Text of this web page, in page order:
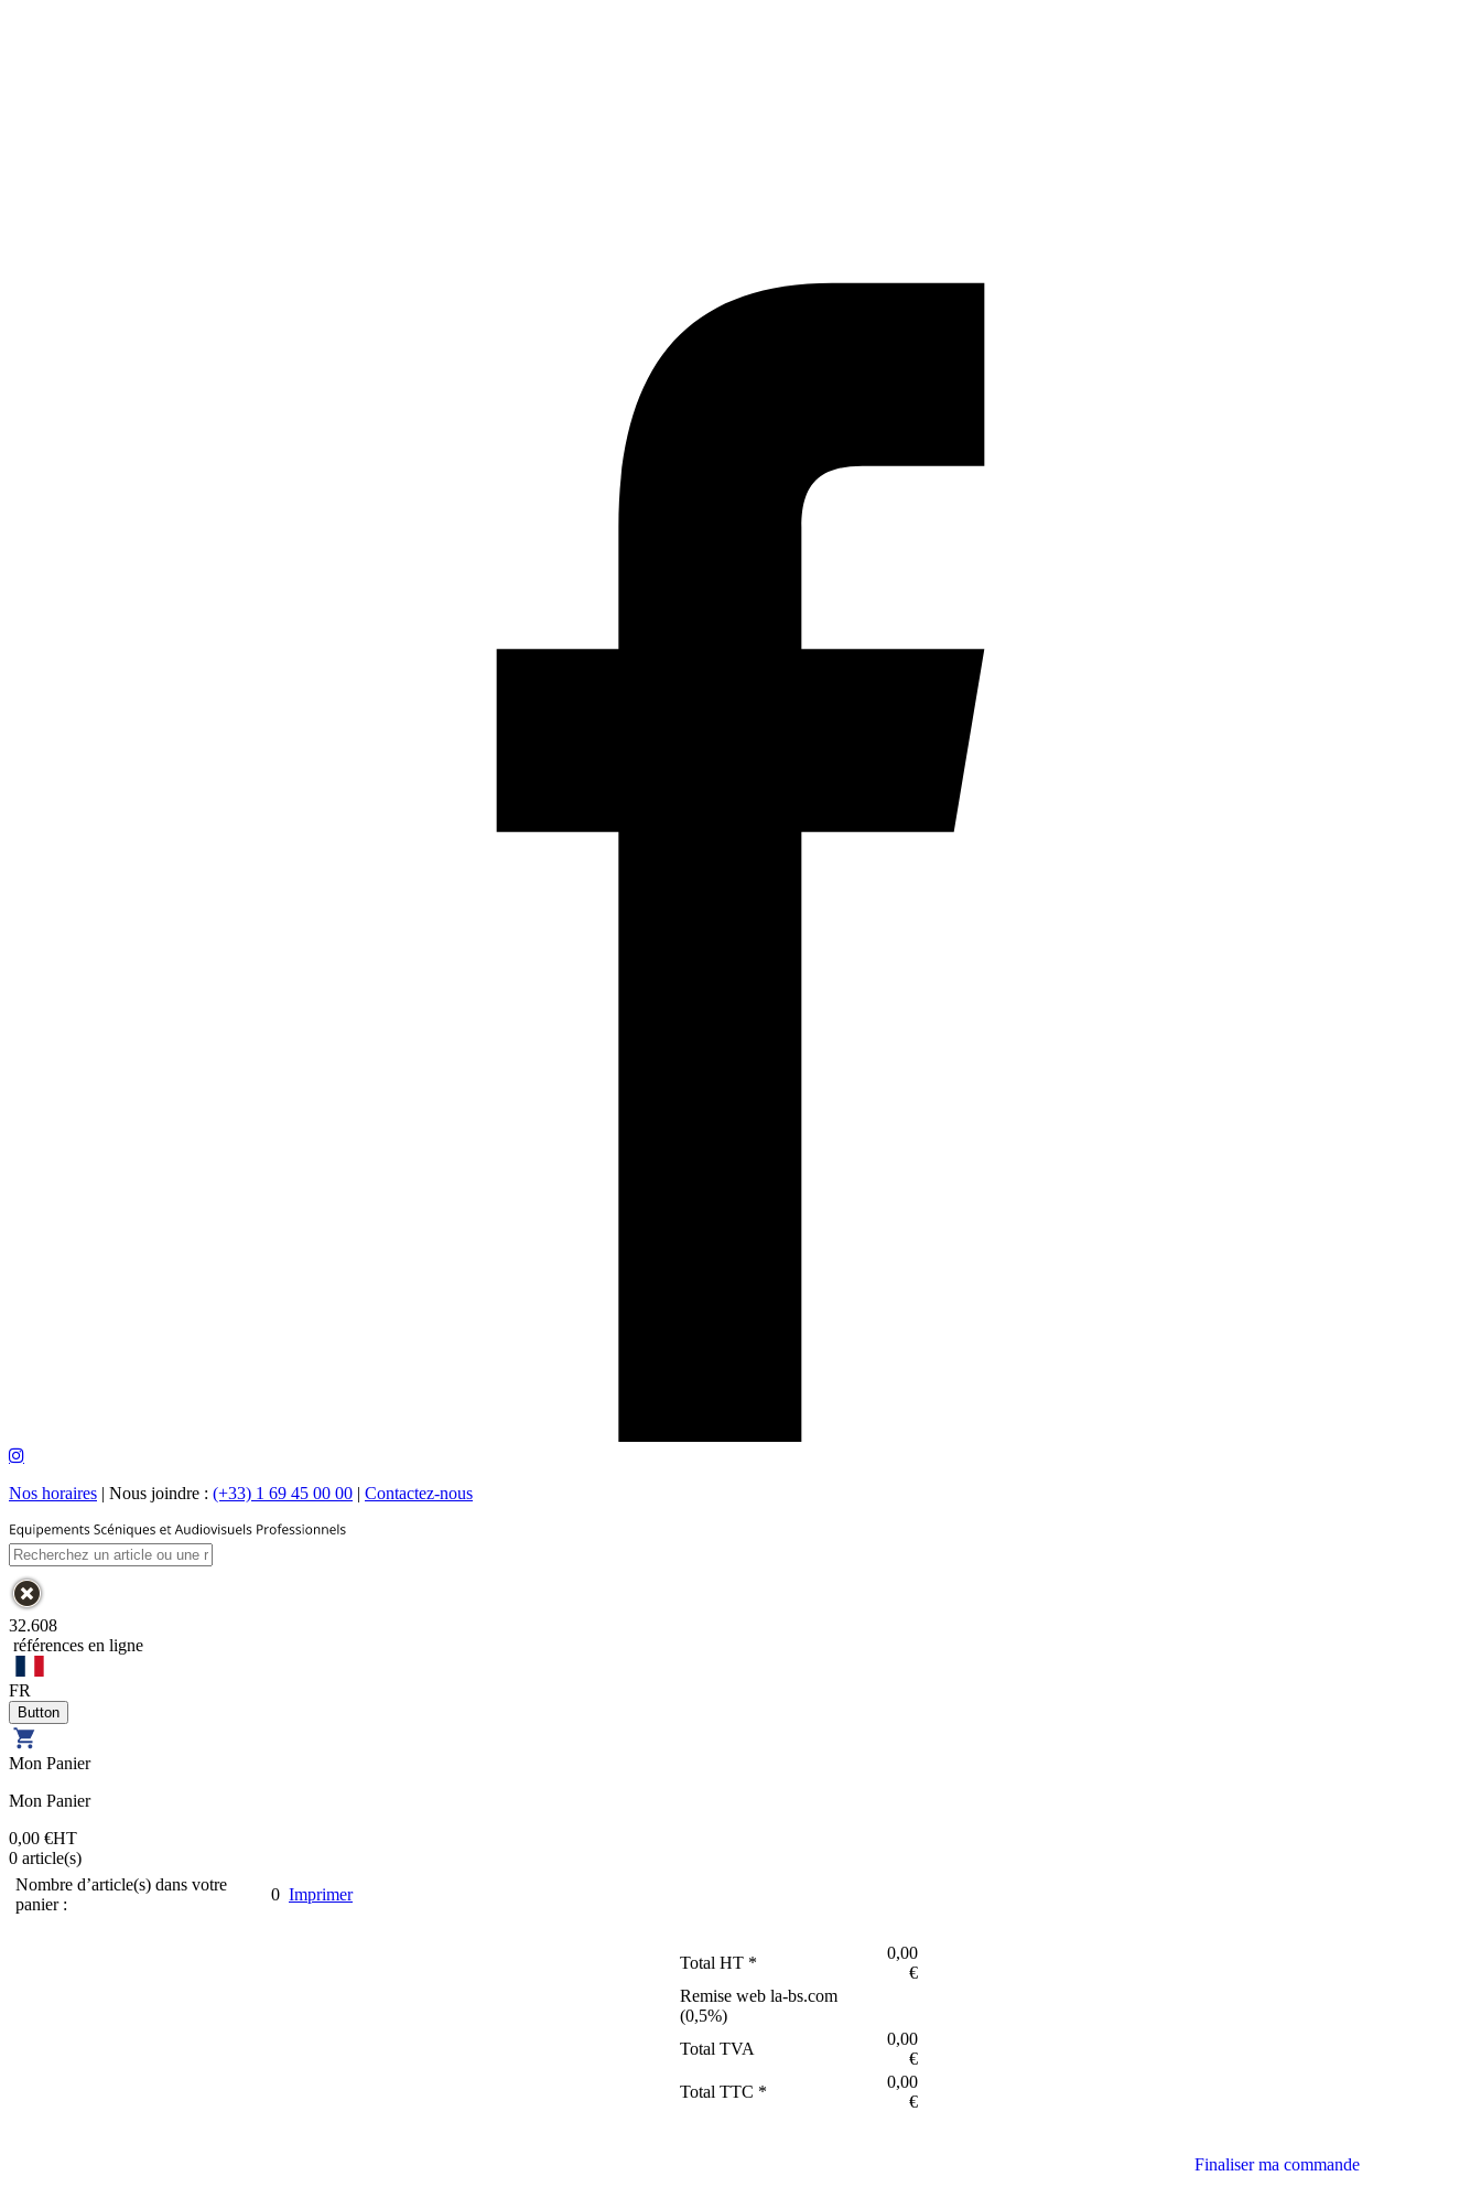
Nos horaires | Nous joindre : (+33) 1 69 45 00 00 | Contactez-nous
32.608
références en ligne
FR
Mon Panier
Mon Panier
0,00 €HT
0 article(s)
Nombre d’article(s) dans votre
panier :
0 Imprimer
Total HT *
0,00
€
Remise web la-bs.com
(0,5%)
Total TVA
0,00
€
Total TTC *
0,00
€
Finaliser ma commande